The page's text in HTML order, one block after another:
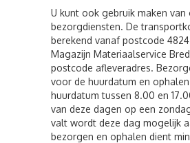
U kunt ook gebruik maken van
bezorgdiensten. De
berekend vanaf postcode
Magazijn Materiaalservice
postcode afleveradres.
voor de huurdatum en ophalen
huurdatum tussen 8.00 en
van deze dagen op een
valt wordt deze dag mogelijk
bezorgen en ophalen dient